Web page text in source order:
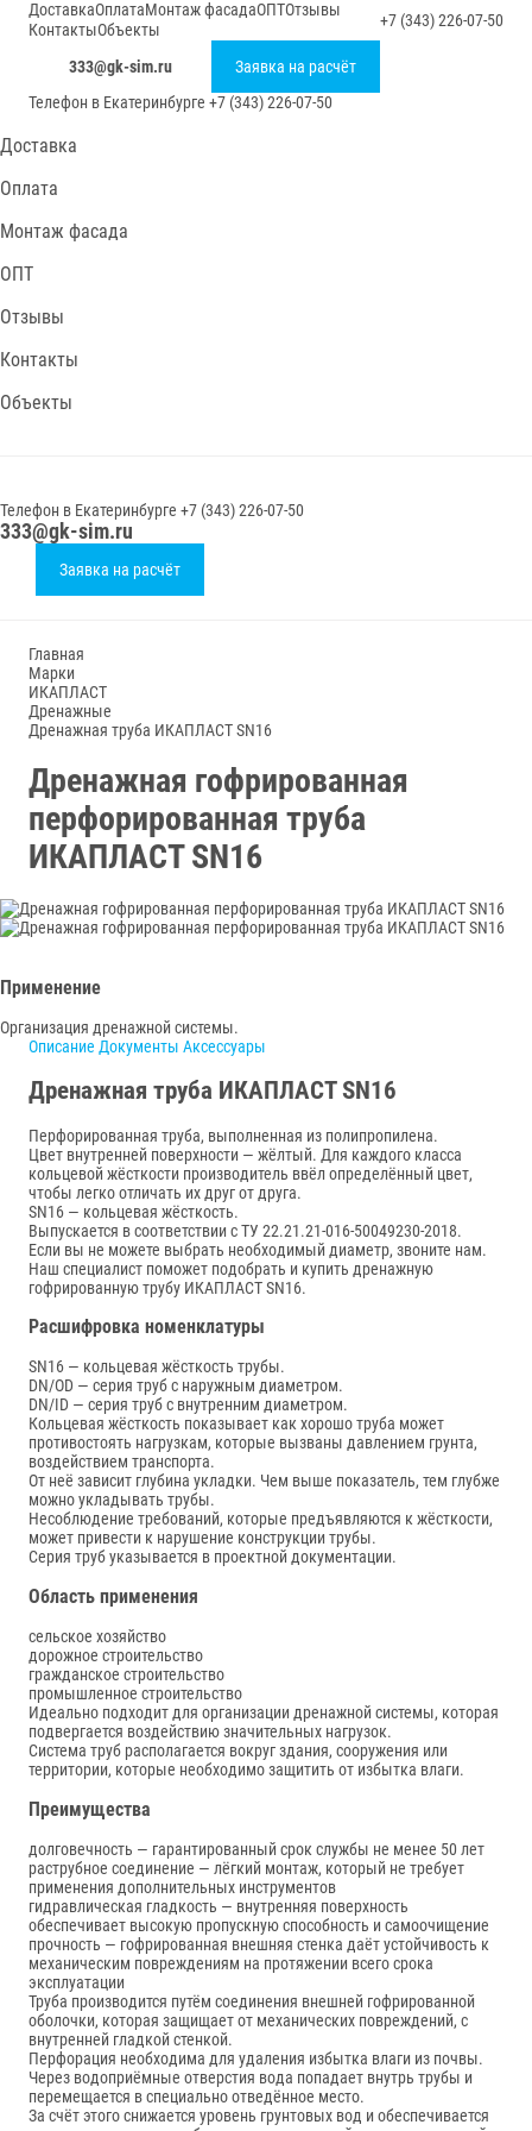
ДоставкаОплатаМонтаж фасадаОПТОтзывы
КонтактыОбъекты +7 (343) 226-07-50
333@gk-sim.ru
Заявка на расчёт
Телефон в Екатеринбурге +7 (343) 226-07-50
Доставка
Оплата
Монтаж фасада
ОПТ
Отзывы
Контакты
Объекты
Телефон в Екатеринбурге +7 (343) 226-07-50
333@gk-sim.ru
Заявка на расчёт
Главная
Марки
ИКАПЛАСТ
Дренажные
Дренажная труба ИКАПЛАСТ SN16
Дренажная гофрированная
перфорированная труба
ИКАПЛАСТ SN16
Применение
Организация дренажной системы.
Описание Документы Аксессуары
Дренажная труба ИКАПЛАСТ SN16
Перфорированная труба, выполненная из полипропилена.
Цвет внутренней поверхности — жёлтый. Для каждого класса
кольцевой жёсткости производитель ввёл определённый цвет,
чтобы легко отличать их друг от друга.
SN16 — кольцевая жёсткость.
Выпускается в соответствии с ТУ 22.21.21-016-50049230-2018.
Если вы не можете выбрать необходимый диаметр, звоните нам.
Наш специалист поможет подобрать и купить дренажную
гофрированную трубу ИКАПЛАСТ SN16.
Расшифровка номенклатуры
SN16 — кольцевая жёсткость трубы.
DN/OD — серия труб с наружным диаметром.
DN/ID — серия труб с внутренним диаметром.
Кольцевая жёсткость показывает как хорошо труба может
противостоять нагрузкам, которые вызваны давлением грунта,
воздействием транспорта.
От неё зависит глубина укладки. Чем выше показатель, тем глубже
можно укладывать трубы.
Несоблюдение требований, которые предъявляются к жёсткости,
может привести к нарушение конструкции трубы.
Серия труб указывается в проектной документации.
Область применения
сельское хозяйство
дорожное строительство
гражданское строительство
промышленное строительство
Идеально подходит для организации дренажной системы, которая
подвергается воздействию значительных нагрузок.
Система труб располагается вокруг здания, сооружения или
территории, которые необходимо защитить от избытка влаги.
Преимущества
долговечность — гарантированный срок службы не менее 50 лет
раструбное соединение — лёгкий монтаж, который не требует
применения дополнительных инструментов
гидравлическая гладкость — внутренняя поверхность
обеспечивает высокую пропускную способность и самоочищение
прочность — гофрированная внешняя стенка даёт устойчивость к
механическим повреждениям на протяжении всего срока
эксплуатации
Труба производится путём соединения внешней гофрированной
оболочки, которая защищает от механических повреждений, с
внутренней гладкой стенкой.
Перфорация необходима для удаления избытка влаги из почвы.
Через водоприёмные отверстия вода попадает внутрь трубы и
перемещается в специально отведённое место.
За счёт этого снижается уровень грунтовых вод и обеспечивается